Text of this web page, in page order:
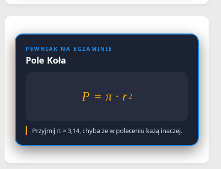
PEWNIAK NA EGZAMINIE
Pole Koła
P = π · r 2
Przyjmij π ≈ 3,14, chyba że w poleceniu każą inaczej.